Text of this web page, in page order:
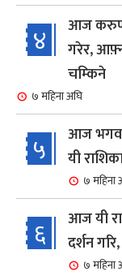
४
आज
गरेर,
चम्किने
७ महिना अघि
५
आज
यी
७ महिना
६
आज यी
दर्शन
७ महिना